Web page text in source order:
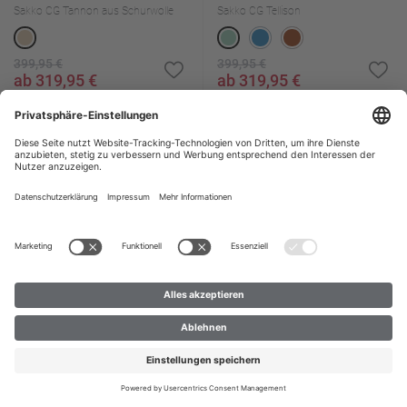
Sakko CG Tannon aus Schurwolle
399,95 €
ab 319,95 €
Sakko CG Tellison
399,95 €
ab 319,95 €